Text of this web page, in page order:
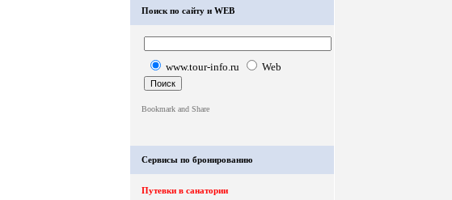
Поиск по сайту и WEB
www.tour-info.ru Web
Сервисы по бронированию
Путевки в санатории